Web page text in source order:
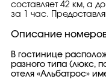
составляет 42 км, а
за 1 час.
Описание
В гостинице
разного типа (люкс,
отеля «Альбатрос»